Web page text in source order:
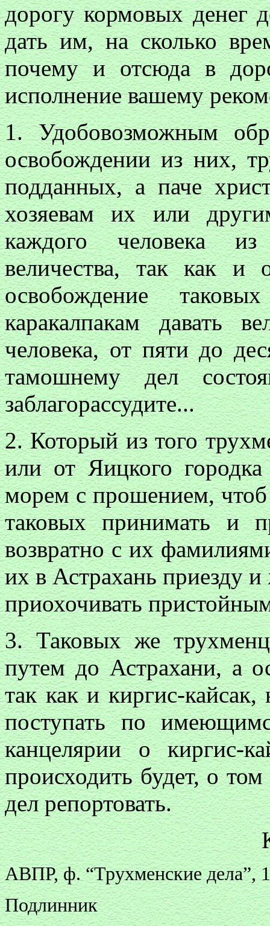
дорогу кормовых денег
дать им, на сколько
почему и отсюда в
исполнение вашему
1. Удобовозможным
освобождении из них,
подданных, а паче
хозяевам их или
каждого человека
величества, так как и
освобождение
каракалпакам давать
человека, от пяти до
тамошнему дел
заблагорассудите...
2. Который из того
или от Яицкого
морем с прошением, чтоб
таковых принимать и
возвратно с их
их в Астрахань приезду
приохочивать
3. Таковых же
путем до Астрахани, а
так как и киргис-
поступать по
канцелярии о киргис-
происходить будет, о
дел репортовать.
АВПР, ф. “Трухменские дела”,
Подлинник